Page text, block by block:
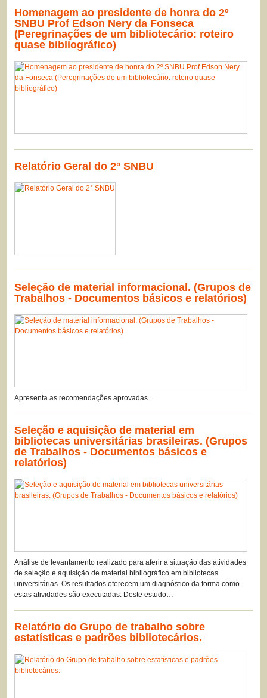
Homenagem ao presidente de honra do 2º
SNBU Prof Edson Nery da Fonseca
(Peregrinações de um bibliotecário: roteiro
quase bibliográfico)
Relatório Geral do 2° SNBU
Seleção de material informacional. (Grupos de
Trabalhos - Documentos básicos e relatórios)
Apresenta as recomendações aprovadas.
Seleção e aquisição de material em
bibliotecas universitárias brasileiras. (Grupos
de Trabalhos - Documentos básicos e
relatórios)
Análise de levantamento realizado para aferir a situação das atividades
de seleção e aquisição de material bibliográfico em bibliotecas
universitárias. Os resultados oferecem um diagnóstico da forma como
estas atividades são executadas. Deste estudo…
Relatório do Grupo de trabalho sobre
estatísticas e padrões bibliotecários.